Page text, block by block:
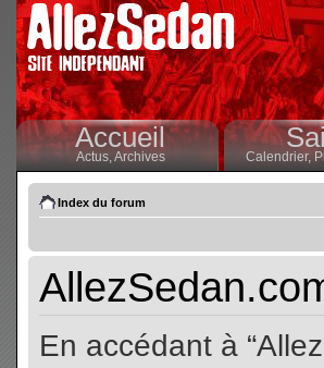
Accueil
Actus,Archives Calendrier,
Index du forum
En accédant à